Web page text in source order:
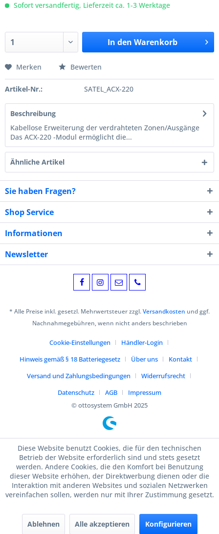
Sofort versandfertig, Lieferzeit ca. 1-3 Werktage
In den Warenkorb
Merken Bewerten
Artikel-Nr.: SATEL_ACX-220
Beschreibung
Kabellose Erweiterung der verdrahteten Zonen/Ausgänge
Das ACX-220 -Modul ermöglicht die...
Ähnliche Artikel
Sie haben Fragen?
Shop Service
Informationen
Newsletter
* Alle Preise inkl. gesetzl. Mehrwertsteuer zzgl.Versandkosten und ggf.
Nachnahmegebühren, wenn nicht anders beschrieben
Cookie-Einstellungen
Händler-Login
Hinweis gemäß § 18 Batteriegesetz
Über uns
Kontakt
Versand und Zahlungsbedingungen
Widerrufsrecht
Datenschutz
AGB
Impressum
© ottosystem GmbH 2025
Diese Website benutzt Cookies, die für den technischen
Betrieb der Website erforderlich sind und stets gesetzt
werden. Andere Cookies, die den Komfort bei Benutzung
dieser Website erhöhen, der Direktwerbung dienen oder die
Interaktion mit anderen Websites und sozialen Netzwerken
vereinfachen sollen, werden nur mit Ihrer Zustimmung gesetzt.
Ablehnen Alle akzeptieren Konfigurieren